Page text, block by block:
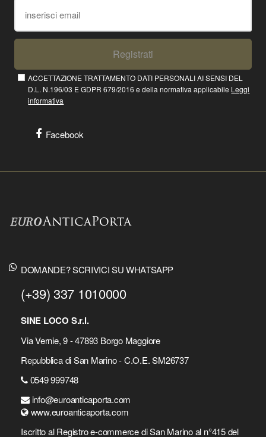
Registrati
ACCETTAZIONE TRATTAMENTO DATI PERSONALI AI SENSI DEL
D.L. N.196/03 E GDPR 679/2016 e della normativa applicabile Leggi
informativa
Facebook
DOMANDE? SCRIVICI SU WHATSAPP
(+39) 337 1010000
SINE LOCO S.r.l.
Via Vernie, 9 - 47893 Borgo Maggiore
Repubblica di San Marino - C.O.E. SM26737
0549 999748
info@euroanticaporta.com
www.euroanticaporta.com
Iscritto al Registro e-commerce di San Marino al n°415 del